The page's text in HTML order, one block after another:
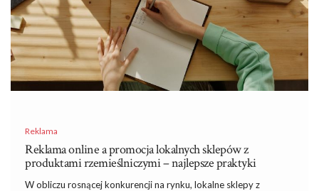
Reklama
Reklama online a promocja lokalnych sklepów z
produktami rzemieślniczymi – najlepsze praktyki
W obliczu rosnącej konkurencji na rynku, lokalne sklepy z